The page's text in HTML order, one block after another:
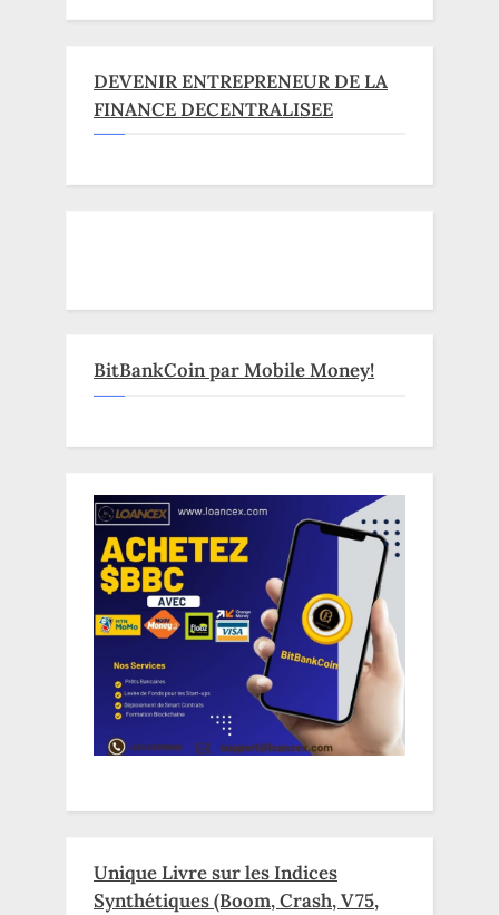
DEVENIR ENTREPRENEUR DE LA
FINANCE DECENTRALISEE
BitBankCoin par Mobile Money!
Unique Livre sur les Indices
Synthétiques (Boom, Crash, V75,